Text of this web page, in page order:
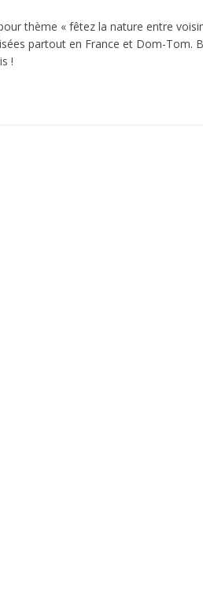
thème « fêtez la nature entre
partout en France et Dom-Tom.
!